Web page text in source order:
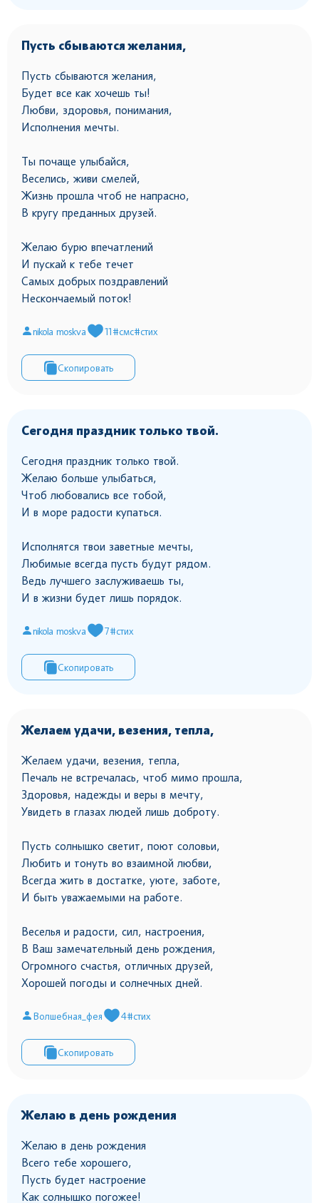
Пусть сбываются желания,
Пусть сбываются желания,
Будет все как хочешь ты!
Любви, здоровья, понимания,
Исполнения мечты.
Ты почаще улыбайся,
Веселись, живи смелей,
Жизнь прошла чтоб не напрасно,
В кругу преданных друзей.
Желаю бурю впечатлений
И пускай к тебе течет
Самых добрых поздравлений
Нескончаемый поток!
nikola moskva 11#смс#стих
Скопировать
Сегодня праздник только твой.
Сегодня праздник только твой.
Желаю больше улыбаться,
Чтоб любовались все тобой,
И в море радости купаться.
Исполнятся твои заветные мечты,
Любимые всегда пусть будут рядом.
Ведь лучшего заслуживаешь ты,
И в жизни будет лишь порядок.
nikola moskva 7#стих
Скопировать
Желаем удачи, везения, тепла,
Желаем удачи, везения, тепла,
Печаль не встречалась, чтоб мимо прошла,
Здоровья, надежды и веры в мечту,
Увидеть в глазах людей лишь доброту.
Пусть солнышко светит, поют соловьи,
Любить и тонуть во взаимной любви,
Всегда жить в достатке, уюте, заботе,
И быть уважаемыми на работе.
Веселья и радости, сил, настроения,
В Ваш замечательный день рождения,
Огромного счастья, отличных друзей,
Хорошей погоды и солнечных дней.
Волшебная_фея 4#стих
Скопировать
Желаю в день рождения
Желаю в день рождения
Всего тебе хорошего,
Пусть будет настроение
Как солнышко погожее!